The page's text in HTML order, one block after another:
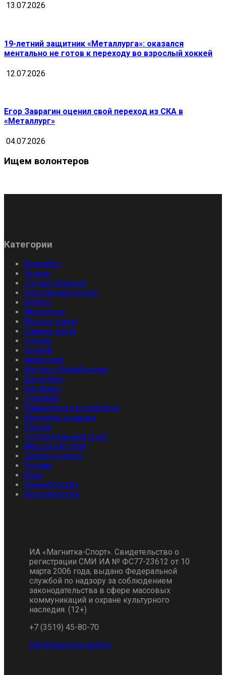
13.07.2026
19-летний защитник «Металлурга»: оказался
ментально не готов к переходу во взрослый хоккей
12.07.2026
Егор Заврагин оценил свой переход из СКА в
«Металлург»
04.07.2026
Ищем волонтеров
Категории
Волейбол
Теннис
Легкая атлетика
Настольный теннис
Футбол
Мотокросс
Водные виды
Зимние виды
Дзюдо
Хоккей
Авиаспорт
Фитнес и бодибилдинг
Баскетбол
Биллиард
Стрельба
Гимнастика и акробатика
Шахматы и шашки
Разное
Экстремальный спорт
Массовый спорт
Силовые виды
Туризм
Бокс
Единоборства
Фоторепортаж
ИА «Магнитка-Спорт». Свидетельство о
регистрации СМИ ИА № ФС77-23612 от 10
марта 2006 года, выдано Федеральной
службой по надзору за соблюдением
законодательства в сфере массовых
коммуникаций и охране культурного
наследия. (12+)
+7 (3519) 45-80-70